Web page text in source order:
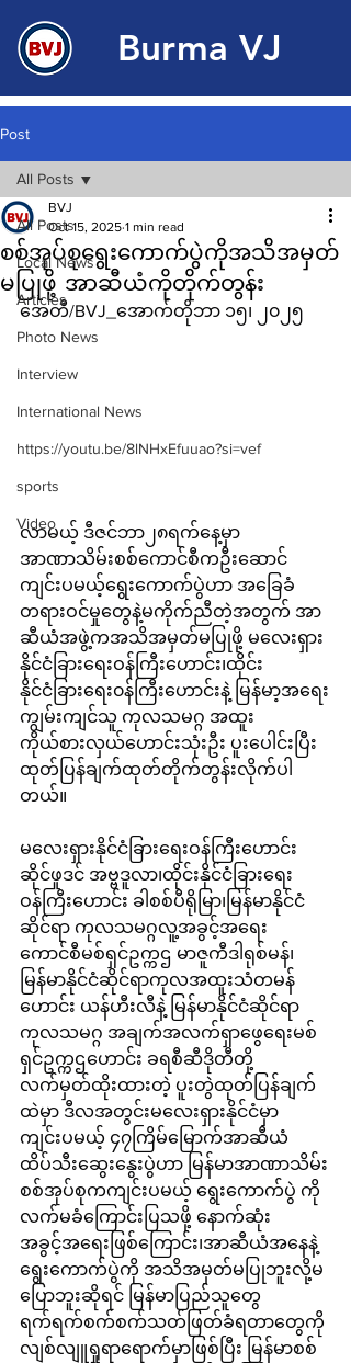
Burma VJ
Post
All Posts
Local News
Articles
Photo News
Interview
International News
https://youtu.be/8lNHxEfuuao?si=vef
sports
Video
All Posts
စစ်အုပ်စုရွေးကောက်ပွဲကိုအသိအမှတ်
မပြုဖို့ အာဆီယံကိုတိုက်တွန်း
BVJ
Oct 15, 2025 1 min read
အေတီ/BVJ_အောက်တိုဘာ ၁၅၊ ၂၀၂၅
လာမယ့် ဒီဇင်ဘာ၂၈ရက်နေ့မှာ
အာဏာသိမ်းစစ်ကောင်စီကဦးဆောင်
ကျင်းပမယ့်ရွေးကောက်ပွဲဟာ အခြေခံ
တရားဝင်မှုတွေနဲ့မကိုက်ညီတဲ့အတွက် အာ
ဆီယံအဖွဲ့ကအသိအမှတ်မပြုဖို့ မလေးရှား
နိုင်ငံခြား‌ရေးဝန်ကြီးဟောင်း၊ထိုင်း
နိုင်ငံခြားရေး၀န်ကြီးဟောင်းနဲ့ မြန်မာ့အရေး
ကျွမ်းကျင်သူ ကုလသမဂ္ဂ အထူး
ကိုယ်စားလှယ်ဟောင်းသုံးဦး ပူးပေါင်းပြီး
ထုတ်ပြန်ချက်ထုတ်တိုက်တွန်းလိုက်ပါ
တယ်။
မလေးရှားနိုင်ငံခြားရေးဝန်ကြီးဟောင်း
ဆိုင်ဖူဒင် အဗ္ဗဒူလာ၊ထိုင်းနိုင်ငံခြားရေး
ဝန်ကြီးဟောင်း ခါစစ်ပီရိုမြာ၊မြန်မာနိုင်ငံ
ဆိုင်ရာ ကုလသမဂ္ဂလူ့အခွင့်အရေး
ကောင်စီမစ်ရှင်ဥက္ကဌ မာဇူကီဒါရုစ်မန်၊
မြန်မာနိုင်ငံဆိုင်ရာကုလအထူးသံတမန်
ဟောင်း ယန်ဟီးလီနဲ့ မြန်မာနိုင်ငံဆိုင်ရာ
ကုလသမဂ္ဂ အချက်အလက်ရှာဖွေရေးမစ်
ရှင်ဥက္ကဌဟောင်း ခရစီဆီဒိုတီတို့
လက်မှတ်ထိုးထားတဲ့ ပူးတွဲထုတ်ပြန်ချက်
ထဲမှာ ဒီလအတွင်းမလေးရှားနိုင်ငံမှာ
ကျင်းပမယ့် ၄၇ကြိမ်မြောက်အာဆီယံ
ထိပ်သီးဆွေးနွေးပွဲဟာ မြန်မာအာဏာသိမ်း
စစ်အုပ်စုကကျင်းပမယ့် ‌ရွေးကောက်ပွဲ ကို
လက်မခံကြောင်းပြသဖို့ နောက်ဆုံး
အခွင့်အရေးဖြစ်ကြောင်း၊အာဆီယံအနေနဲ့
ရွေးကောက်ပွဲကို အသိအမှတ်မပြုဘူးလို့မ
ပြောဘူးဆိုရင် မြန်မာပြည်သူတွေ
ရက်ရက်စက်စက်သတ်ဖြတ်ခံရတာတွေကို
လျစ်လျူရှုရာရောက်မှာဖြစ်ပြီး မြန်မာစစ်